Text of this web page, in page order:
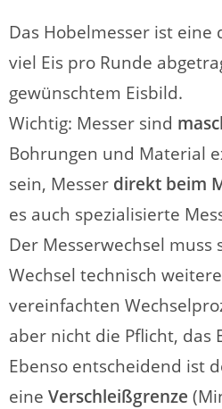
Das Hobelmesser ist
viel Eis pro Runde
gewünschtem Eisbild.
Wichtig: Messer sind
Bohrungen und Material
sein, Messer direkt beim
es auch spezialisierte
Der Messerwechsel
Wechsel technisch
vereinfachten
aber nicht die Pflicht, das
Ebenso entscheidend ist
eine Verschleißgrenze